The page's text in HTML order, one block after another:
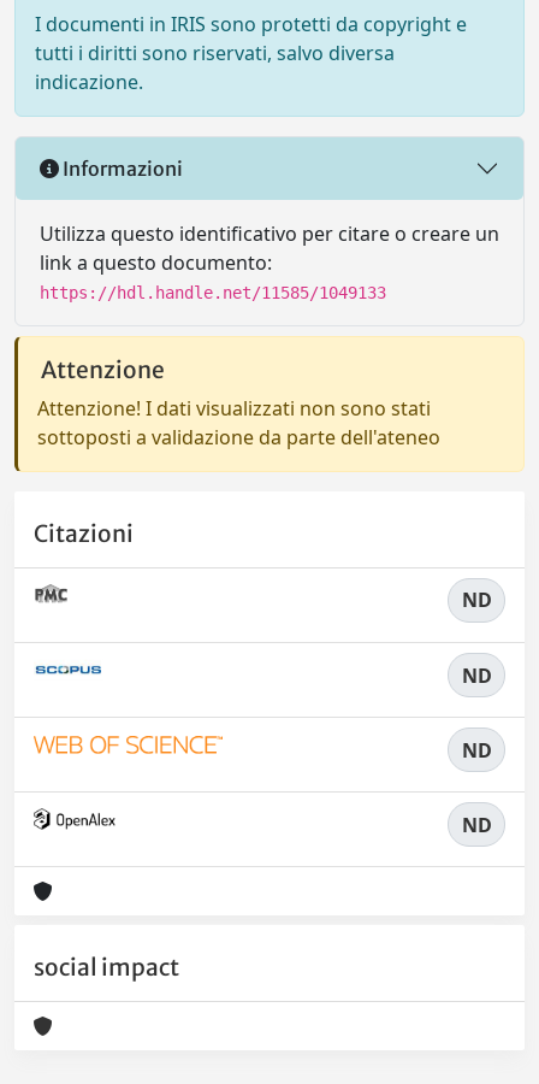
I documenti in IRIS sono protetti da copyright e
tutti i diritti sono riservati, salvo diversa
indicazione.
Informazioni
Utilizza questo identificativo per citare o creare un
link a questo documento:
https://hdl.handle.net/11585/1049133
Attenzione
Attenzione! I dati visualizzati non sono stati
sottoposti a validazione da parte dell'ateneo
Citazioni
ND
ND
ND
ND
social impact